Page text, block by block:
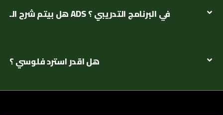
هل بيتم شرح الـ ADS في البرنامج التدريبي ؟
هل اقدر استرد فلوسي ؟